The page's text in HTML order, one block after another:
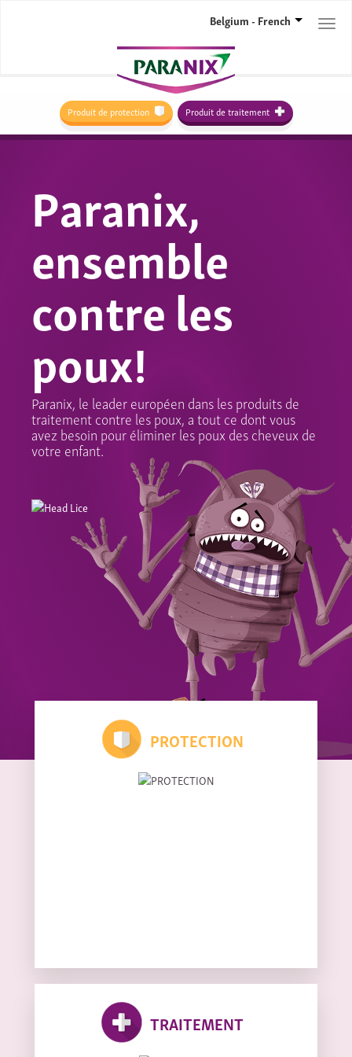
Belgium - French
Produit de protection Produit de traitement
Paranix,
ensemble
contre les
poux!
Paranix, le leader européen dans les produits de
traitement contre les poux, a tout ce dont vous
avez besoin pour éliminer les poux des cheveux de
votre enfant.
PROTECTION
TRAITEMENT